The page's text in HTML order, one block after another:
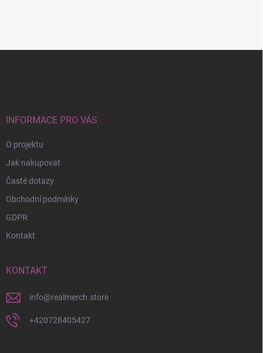
INFORMACE PRO VÁS
O projektu
Jak nakupovat
Časté dotazy
Obchodní podmínky
GDPR
Kontakt
KONTAKT
info@realmerch.store
+420728405427